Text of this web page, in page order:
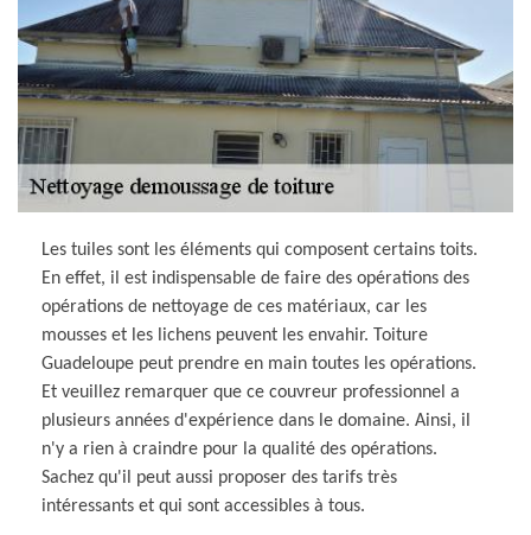
Les tuiles sont les éléments qui composent certains toits.
En effet, il est indispensable de faire des opérations des
opérations de nettoyage de ces matériaux, car les
mousses et les lichens peuvent les envahir. Toiture
Guadeloupe peut prendre en main toutes les opérations.
Et veuillez remarquer que ce couvreur professionnel a
plusieurs années d'expérience dans le domaine. Ainsi, il
n'y a rien à craindre pour la qualité des opérations.
Sachez qu'il peut aussi proposer des tarifs très
intéressants et qui sont accessibles à tous.